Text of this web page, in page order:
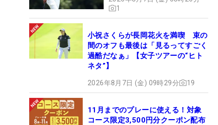
1
小祝さくらが長岡花火を満喫 束の
間のオフも最後は「見るってすごく
過酷だなぁ」【女子ツアーの“ヒト
ネタ”】
2026年8月7日 (金) 09時29分 19
11月までのプレーに使える！対象
コース限定3,500円分クーポン配布